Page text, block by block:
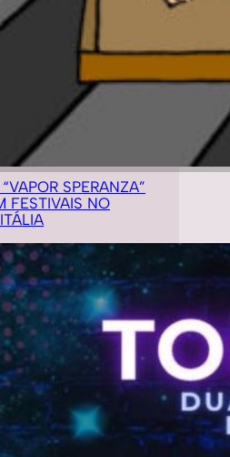
SPERANZA”
FESTIVAIS NO